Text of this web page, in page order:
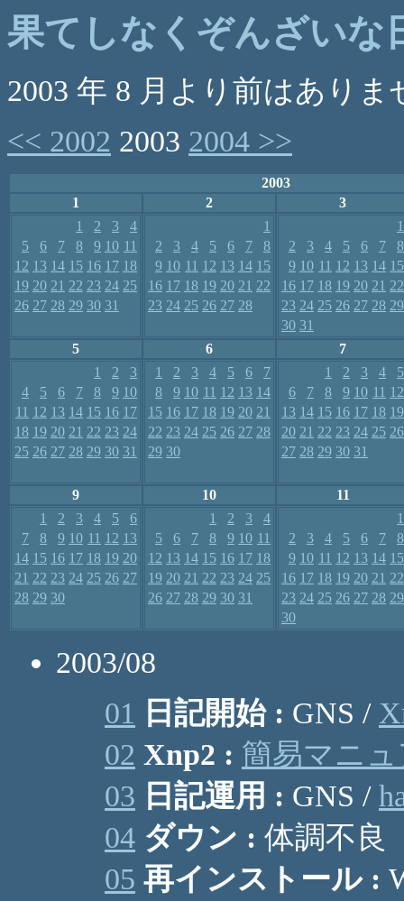
果てしなくぞんざいな
2003 年 8 月より前はありま
<< 2002 2003 2004 >>
2003
1
2
3
1
2 3
4
5
6 7 8 9 10 11
12 13 14 15 16 17 18
19 20 21 22 23 24 25
26 27 28 29 30 31
1
2
3 4 5 6 7
8
9 10 11 12 13 14 15
16 17 18 19 20 21 22
23 24 25 26 27 28
1
2
3 4 5 6 7
8
9 10 11 12 13 14 15
16 17 18 19 20 21 22
23 24 25 26 27 28 29
30 31
5
6
7
1
2
3
4
5 6 7 8 9 10
11 12 13 14 15 16 17
18 19 20 21 22 23 24
25 26 27 28 29 30 31
1 2 3 4 5 6
7
8
9 10 11 12 13 14
15 16 17 18 19 20 21
22 23 24 25 26 27 28
29 30
1 2 3 4
5
6
7 8 9 10 11 12
13 14 15 16 17 18 19
20 21 22 23 24 25 26
27 28 29 30 31
9 10
11
1
2 3 4 5
6
7
8 9 10 11 12 13
14 15 16 17 18 19 20
21 22 23 24 25 26 27
28 29 30
1 2 3
4
5
6 7 8 9 10 11
12 13 14 15 16 17 18
19 20 21 22 23 24 25
26 27 28 29 30 31
1
2
3 4 5 6 7
8
9 10 11 12 13 14 15
16 17 18 19 20 21 22
23 24 25 26 27 28 29
30
2003/08
01
日記開始 : GNS /
02 Xnp2 : 簡易マニ
03 日記運用 : GNS /
04 ダウン : 体調不良
05 再インストール :